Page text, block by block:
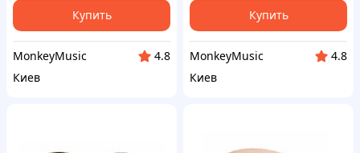
Купить
MonkeyMusic
4.8
Киев
Купить
MonkeyMusic
4.8
Киев